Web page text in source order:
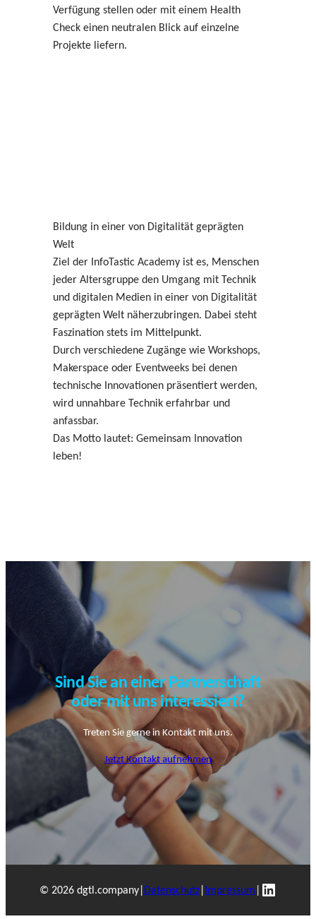
Verfügung stellen oder mit einem Health
Check einen neutralen Blick auf einzelne
Projekte liefern.
Bildung in einer von Digitalität geprägten
Welt
Ziel der InfoTastic Academy ist es, Menschen
jeder Altersgruppe den Umgang mit Technik
und digitalen Medien in einer von Digitalität
geprägten Welt näherzubringen. Dabei steht
Faszination stets im Mittelpunkt.
Durch verschiedene Zugänge wie Workshops,
Makerspace oder Eventweeks bei denen
technische Innovationen präsentiert werden,
wird unnahbare Technik erfahrbar und
anfassbar.
Das Motto lautet: Gemeinsam Innovation
leben!
Sind Sie an einer Partnerschaft
oder mit uns interessiert?
Treten Sie gerne in Kontakt mit uns.
Jetzt Kontakt aufnehmen
© 2026 dgtl.company| Datenschutz| Impressum